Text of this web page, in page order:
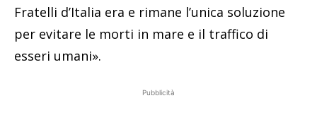
Fratelli d’Italia era e rimane l’unica soluzione
per evitare le morti in mare e il traffico di
esseri umani».
Pubblicità